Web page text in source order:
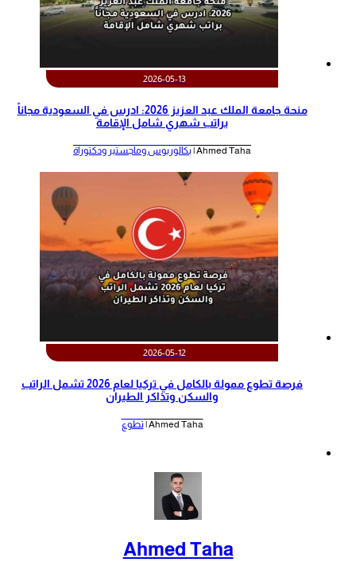
2026-05-13
منحة جامعة الملك عبد العزيز 2026: ادرس في السعودية مجاناً
براتب شهري شامل الإقامة
Ahmed Taha | بكالوريوس وماجستير ودكتوراة
2026-05-12
‫فرصة تطوع ممولة بالكامل في تركيا لعام 2026 تشمل الراتب
والسكن وتذاكر الطيران‬
Ahmed Taha | تطوع
Ahmed Taha